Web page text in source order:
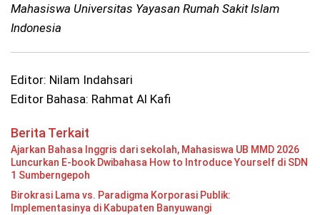
Mahasiswa Universitas Yayasan Rumah Sakit Islam
Indonesia
Editor: Nilam Indahsari
Editor Bahasa: Rahmat Al Kafi
Berita Terkait
Ajarkan Bahasa Inggris dari sekolah, Mahasiswa UB MMD 2026
Luncurkan E-book Dwibahasa How to Introduce Yourself di SDN
1 Sumberngepoh
Birokrasi Lama vs. Paradigma Korporasi Publik:
Implementasinya di Kabupaten Banyuwangi